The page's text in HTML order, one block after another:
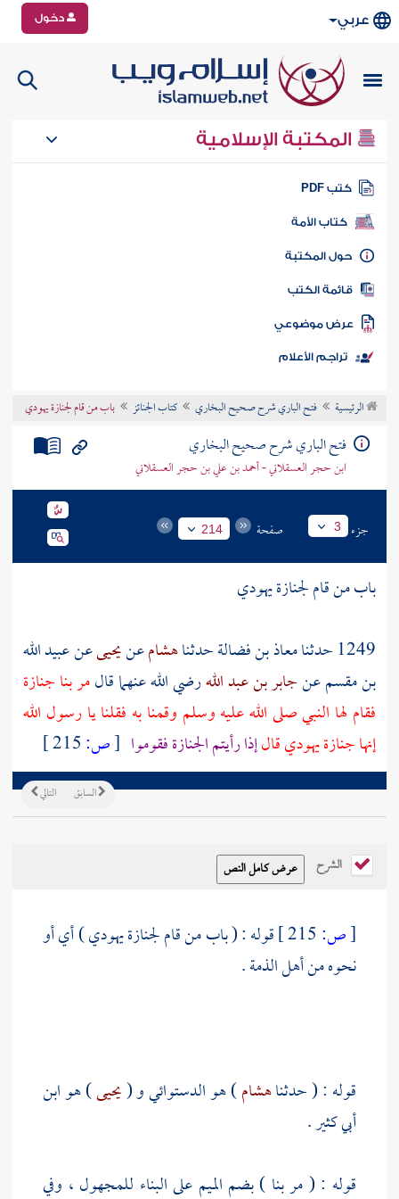
عربي دخول
المكتبة الإسلامية
كتب PDF
كتاب الأمة
المكتبة
الكتب
موضوعي
تراجم الأعلام
الرئيسية فتح الباري شرح صحيح البخاري كتاب الجنائز باب من قام لجنازة يهودي
فتح الباري شرح صحيح البخاري
ابن حجر العسقلاني - أحمد بن علي بن حجر العسقلاني
جزء 3 صفحة 214
باب من قام لجنازة يهودي
1249 حدثنا
معاذ بن فضالةحدثناهشامعنيحيىعنعبيد الله
بن مقسمعنجابر بن عبد اللهرضي الله عنهما قالمر بنا جنازة
فقام لها النبي صلى الله عليه وسلم وقمنا به فقلنا يا رسول الله
إنها جنازة يهودي قالإذا رأيتم الجنازة فقوموا [ص:
التالي السابق
الشرح
[ص:
قوله : ( باب من قام لجنازة يهودي ) أي أو
نحوه من أهل الذمة .
قوله : ( حدثناهشام) هو الدستوائي و (يحيى) هو ابن
أبي كثير .
قوله : ( مر بنا ) بضم الميم على البناء للمجهول ، وفي